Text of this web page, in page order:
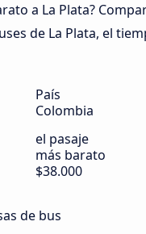
a La Plata?
de La Plata, el
País
Colombia
el pasaje
más barato
$38.000
de bus